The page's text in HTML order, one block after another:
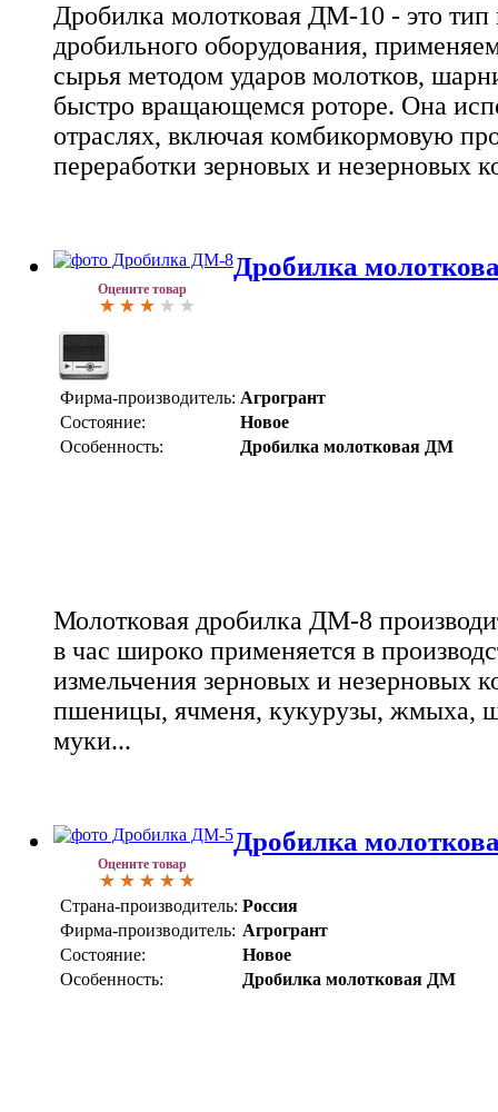
Дробилка молотковая ДМ-10 - это тип
дробильного оборудования,
сырья методом ударов молотков,
быстро вращающемся роторе. Она
отраслях, включая комбикормовую
переработки зерновых и незерновых
Оцените товар
Дробилка
Фирма-производитель: Агрогрант
Состояние:
Новое
Особенность:
Дробилка молотковая ДМ
Молотковая дробилка ДМ-8
в час широко применяется в
измельчения зерновых и незерновых
пшеницы, ячменя, кукурузы, жмыха,
муки...
Оцените товар
Дробилка
Страна-производитель: Россия
Фирма-производитель: Агрогрант
Состояние:
Новое
Особенность:
Дробилка молотковая ДМ